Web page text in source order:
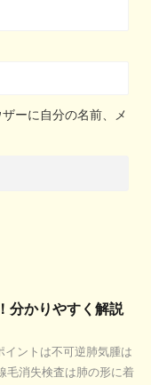
ーに自分の名前、メ
分かりやすく解説
イントは不可逆肺気腫は
毛消失検査は肺の形に着